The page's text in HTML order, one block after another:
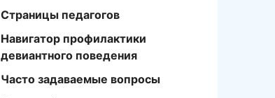
Страницы педагогов
Навигатор профилактики
девиантного поведения
Часто задаваемые вопросы